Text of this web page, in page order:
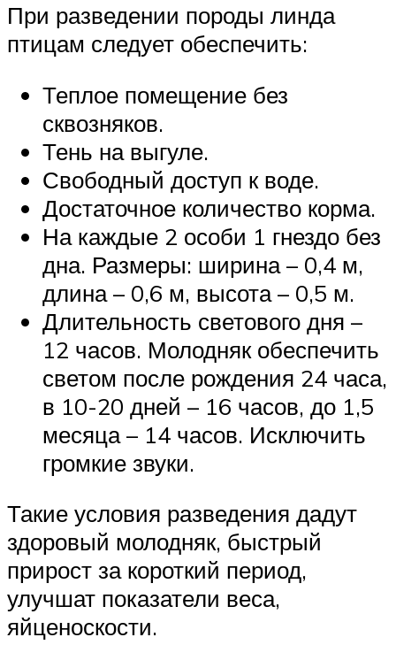
При разведении породы линда
птицам следует обеспечить:
Теплое помещение без
сквозняков.
Тень на выгуле.
Свободный доступ к воде.
Достаточное количество корма.
На каждые 2 особи 1 гнездо без
дна. Размеры: ширина – 0,4 м,
длина – 0,6 м, высота – 0,5 м.
Длительность светового дня –
12 часов. Молодняк обеспечить
светом после рождения 24 часа,
в 10-20 дней – 16 часов, до 1,5
месяца – 14 часов. Исключить
громкие звуки.
Такие условия разведения дадут
здоровый молодняк, быстрый
прирост за короткий период,
улучшат показатели веса,
яйценоскости.